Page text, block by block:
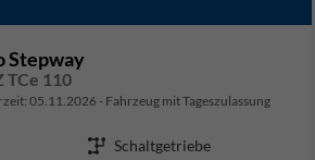
Stepway
TCe 110
05.11.2026 Fahrzeug mit Tageszulassung
Getriebe Schaltgetriebe